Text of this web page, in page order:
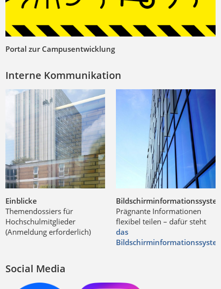
Portal zur Campusentwicklung
Interne Kommunikation
Einblicke
Themendossiers für
Hochschulmitglieder
(Anmeldung erforderlich)
Prägnante Informationen
flexibel teilen – dafür steht
das
Social Media